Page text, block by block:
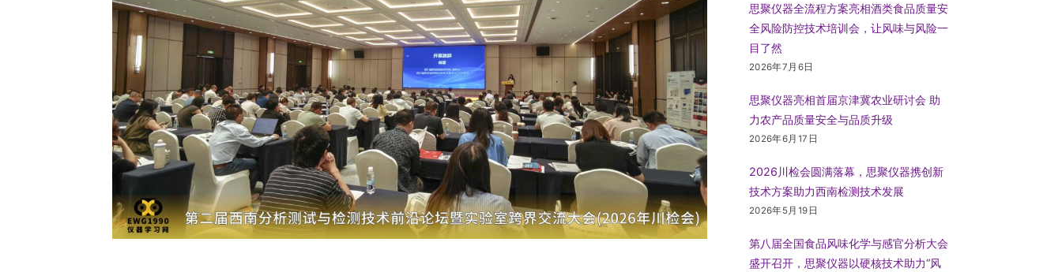
思聚仪器全流程方案亮相酒类食品质量安
全风险防控技术培训会，让风味与风险一
目了然
2026年7月6日
思聚仪器亮相首届京津冀农业研讨会 助
力农产品质量安全与品质升级
2026年6月17日
2026川检会圆满落幕，思聚仪器携创新
技术方案助力西南检测技术发展
2026年5月19日
第八届全国食品风味化学与感官分析大会
盛开召开，思聚仪器以硬核技术助力“风